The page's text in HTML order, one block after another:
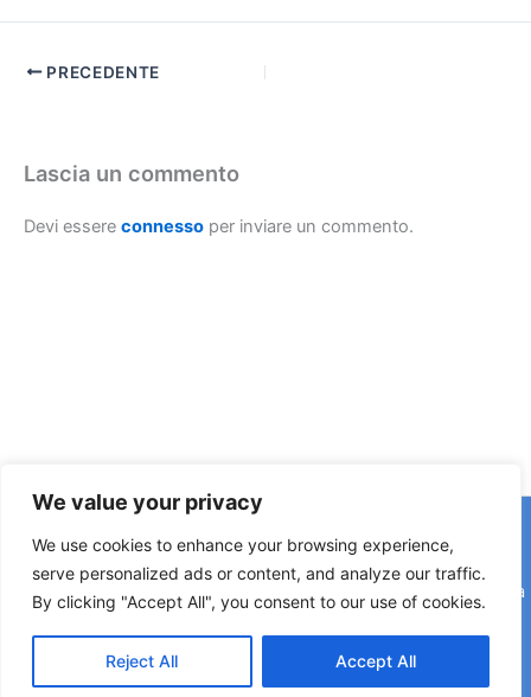
We value your privacy
We use cookies to enhance your browsing experience,
serve personalized ads or content, and analyze our traffic.
By clicking "Accept All", you consent to our use of cookies.
Reject All Accept All
PRECEDENTE
Lascia un commento
Devi essere connesso per inviare un commento.
Copyright © 2026 © F2 Radio Lab - Università degli Studi di
Napoli Federico II è una testata registrata presso il Tribunale di
Napoli. Aut. n.58 30-06-2006 Licenza SIAE n. 508/I/639 Società